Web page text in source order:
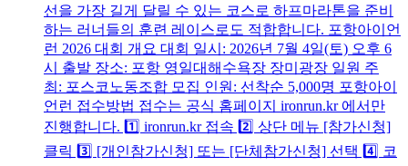
선을 가장 길게 달릴 수 있는 코스로 하프마라톤을 준비
하는 러너들의 훈련 레이스로도 적합합니다. 포항아이언
런 2026 대회 개요 대회 일시: 2026년 7월 4일(토) 오후 6
시 출발 장소: 포항 영일대해수욕장 장미광장 일원 주
최: 포스코노동조합 모집 인원: 선착순 5,000명 포항아이
언런 접수방법 접수는 공식 홈페이지 ironrun.kr 에서만
진행합니다. 1️⃣ ironrun.kr 접속 2️⃣ 상단 메뉴 [참가신청]
클릭 3️⃣ [개인참가신청] 또는 [단체참가신청] 선택 4️⃣ 코